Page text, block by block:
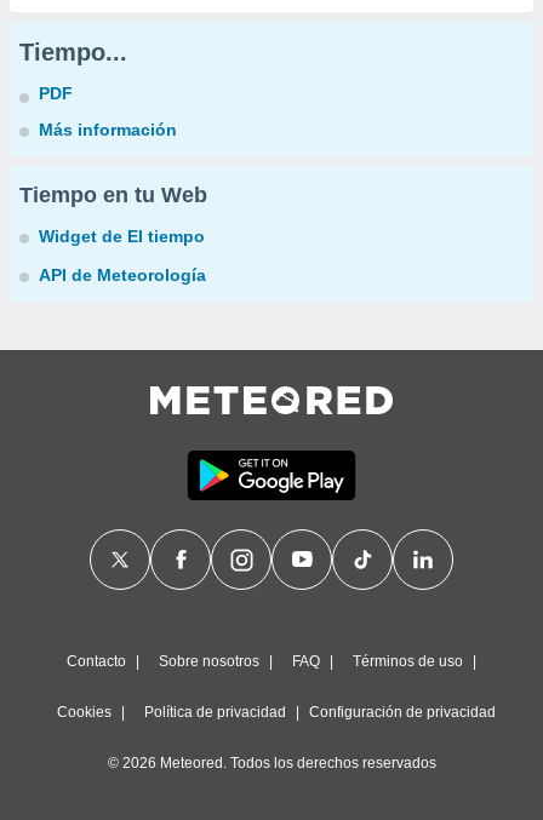
Tiempo...
PDF
Más información
Tiempo en tu Web
Widget de El tiempo
API de Meteorología
Contacto Sobre nosotros FAQ Términos de uso
Cookies Política de privacidad Configuración de privacidad
© 2026 Meteored. Todos los derechos reservados